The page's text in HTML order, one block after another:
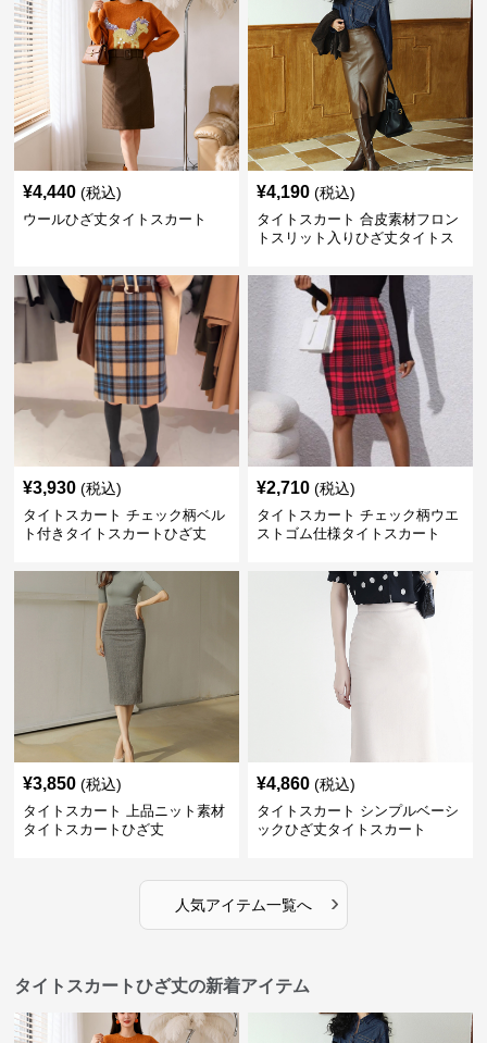
¥4,440 (税込)
ウールひざ丈タイトスカート
¥4,190 (税込)
タイトスカート 合皮素材フロン
トスリット入りひざ丈タイトス
¥3,930 (税込)
タイトスカート チェック柄ベル
ト付きタイトスカートひざ丈
¥2,710 (税込)
タイトスカート チェック柄ウエ
ストゴム仕様タイトスカート
¥3,850 (税込)
タイトスカート 上品ニット素材
タイトスカートひざ丈
¥4,860 (税込)
タイトスカート シンプルベーシ
ックひざ丈タイトスカート
人気アイテム一覧へ ›
タイトスカートひざ丈の新着アイテム